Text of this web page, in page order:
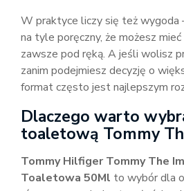
W praktyce liczy się też wygoda
na tyle poręczny, że możesz
zawsze pod ręką. A jeśli wolisz
zanim podejmiesz decyzję o
format często jest najlepszym
Dlaczego warto
toaletową Tommy
Tommy Hilfiger Tommy The
Toaletowa 50Ml to wybór dla